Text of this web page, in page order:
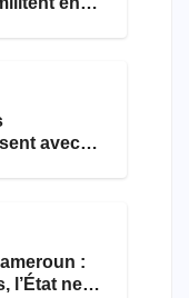
avec
:
l’État ne